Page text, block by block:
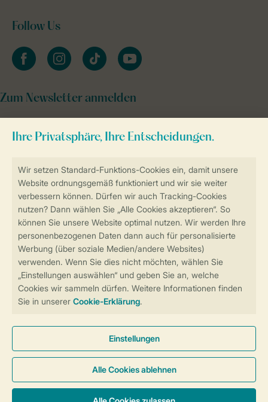
Sicherstellung Deiner Privatsphäre
Sicher und schnell zur Online-Buchung
Sichere Datenübertragung
Sicheres Bezahlen
Follow Us
facebookinstagramtiktok youtube
Zum Newsletter anmelden
Cookies und Banner
Barrierefreiheit
© 2026 Landal GreenParks GmbH